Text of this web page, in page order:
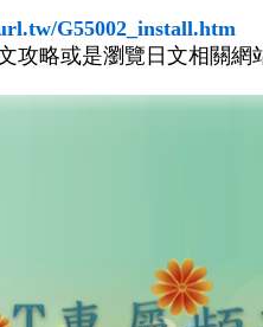
G55002_install.htm
攻略或是瀏覽日文相關網